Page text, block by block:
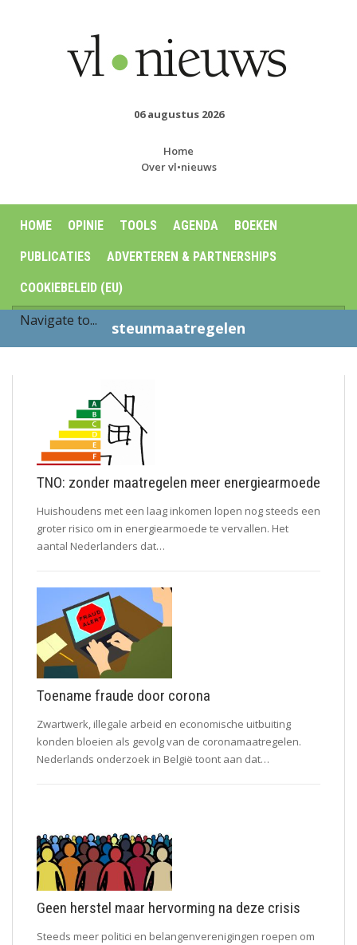
06 augustus 2026
Home
Over vl•nieuws
HOME OPINIE TOOLS AGENDA BOEKEN
PUBLICATIES ADVERTEREN & PARTNERSHIPS
COOKIEBELEID (EU)
steunmaatregelen
TNO: zonder maatregelen meer energiearmoede
Huishoudens met een laag inkomen lopen nog steeds een
groter risico om in energiearmoede te vervallen. Het
aantal Nederlanders dat…
Toename fraude door corona
Zwartwerk, illegale arbeid en economische uitbuiting
konden bloeien als gevolg van de coronamaatregelen.
Nederlands onderzoek in België toont aan dat…
Geen herstel maar hervorming na deze crisis
Steeds meer politici en belangenverenigingen roepen om